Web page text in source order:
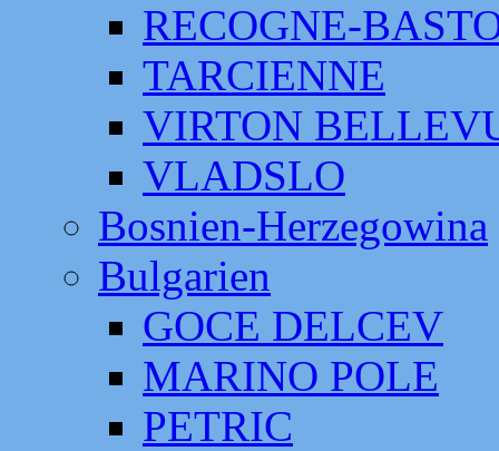
RECOGNE-
TARCIENNE
VIRTON
VLADSLO
Bosnien-Herzegowina
Bulgarien
GOCE DELCEV
MARINO POLE
PETRIC